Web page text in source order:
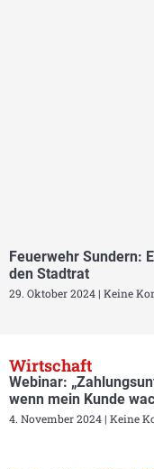
Feuerwehr Sundern:
den Stadtrat
29. Oktober 2024 Keine
Wirtschaft
Webinar:
wenn mein Kunde
4. November 2024 Keine